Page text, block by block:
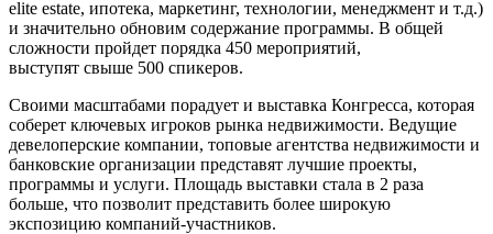
elite estate, ипотека, маркетинг, технологии, менеджмент и т.д.)
и значительно обновим содержание программы. В общей
сложности пройдет порядка 450 мероприятий,
выступят свыше 500 спикеров.
Своими масштабами порадует и выставка Конгресса, которая
соберет ключевых игроков рынка недвижимости. Ведущие
девелоперские компании, топовые агентства недвижимости и
банковские организации представят лучшие проекты,
программы и услуги. Площадь выставки стала в 2 раза
больше, что позволит представить более широкую
экспозицию компаний-участников.